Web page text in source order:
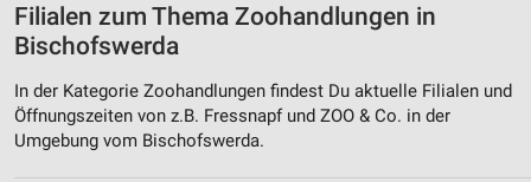
Filialen zum Thema Zoohandlungen in
Bischofswerda
In der Kategorie Zoohandlungen findest Du aktuelle Filialen und
Öffnungszeiten von z.B. Fressnapf und ZOO & Co. in der
Umgebung vom Bischofswerda.